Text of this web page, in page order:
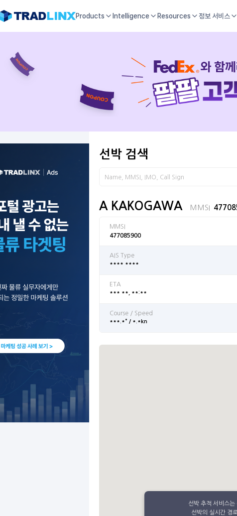
Products Intelligence Resources 정보 서비스
선박 검색
A KAKOGAWA MMSI
MMSI
477085900
AIS Type
**** ****
ETA
*** **, **:**
Course / Speed
***.*° / *.*kn
선박 추적 서비스는
선박의 실시간 경